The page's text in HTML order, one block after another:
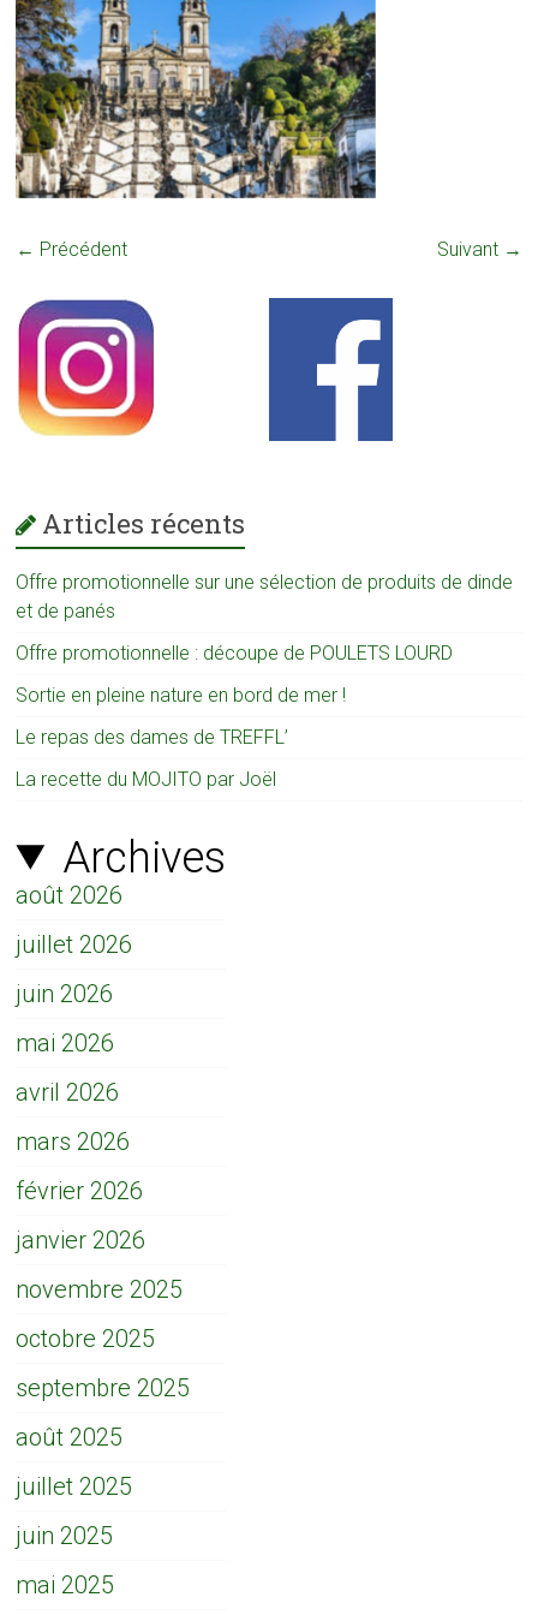
← Précédent Suivant →
Articles récents
Offre promotionnelle sur une sélection de produits de dinde
et de panés
Offre promotionnelle : découpe de POULETS LOURD
Sortie en pleine nature en bord de mer !
Le repas des dames de TREFFL’
La recette du MOJITO par Joël
Archives
août 2026
juillet 2026
juin 2026
mai 2026
avril 2026
mars 2026
février 2026
janvier 2026
novembre 2025
octobre 2025
septembre 2025
août 2025
juillet 2025
juin 2025
mai 2025